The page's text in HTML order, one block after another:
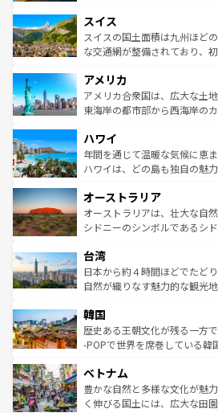
れる地方に足を運ぶとそれぞ
きるだろう。 なお、新
を参照してほしい。
は、お酒好きな人にはぜひ体験してほし
ドイツ情報はコンテンツ一覧
リアごとに異なる魅力がある
ティー、ビール好きにはたま
戦など、本場だからこそでき
ンツ一覧を参照してほしい。
スイス
スイスの国土面積は九州ほど
な交通網が整備されており、
の建物がそのまま残る町や、
博物館もあり、アルプス観光
ことができる。国民の所得が
ば市内交通費無料で観光を楽しむこ
着のスイス情報はコンテンツ
アメリカ
アメリカ合衆国は、広大な土
東海岸の都市部から西海岸の
のような巨大都市は、観光、
ンメントが詰まった刺激的な
西部には大自然が広がり、グ
部のニューオーリンズでは、
文化が魅力。旅行者はアメリ
しみながら、その多様性と豊
ならではの贅沢な旅のスタイルだ。 なお、新着の
情報はコンテンツ一覧を参照
ハワイ
年間を通じて温暖な気候に恵
ハワイは、どの島も独自の魅
ワイ島は見逃せない。また、
島だが、静かな自然を求める
おすすめ。エメラルドグリー
れるおもてなしの心で訪れる
人々、おいしいローカルフー
ク、伝統的なフラダンスなど
ワイを、存分に味わってほしい。 なお、新着のハワイ
はコンテンツ一覧を参照して
オーストラリア
オーストラリアは、壮大な自
シドニーのシンボルであるシ
リアリーフや大陸中央部にそ
ク）、タスマニアの美しい原
ど、見どころがたくさん。ま
いる。アクティビティも充実
ビング、ハイキングなど、ア
い。オーストラリアの多彩な
参照してほしい。
台湾
日本から約４時間ほどでたど
自然が織りなす魅力的な観光
ン）、静ひつな山岳地帯であ
と山間の静けさが共存してお
驚きをもたらしてくれる。ま
容にもいいと評判のスイーツ
が味わえる。 なお、新着
照してほしい。
韓国
歴史ある王朝文化が残る一方
-POPで世界を席巻している韓
き、地方に足を延ばせば四季
できる。そして、キムチや焼
まで、さまざまな韓国料理が
ベトナム
豊かな自然と多様な文化が魅
く伸びる国土には、広大な田